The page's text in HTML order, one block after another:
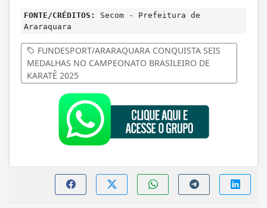
FONTE/CRÉDITOS:
Secom - Prefeitura de
Araraquara
FUNDESPORT/ARARAQUARA CONQUISTA SEIS
MEDALHAS NO CAMPEONATO BRASILEIRO DE
KARATÊ 2025